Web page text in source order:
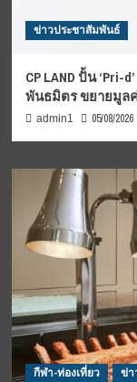
ข่าวประชาสัมพันธ์
CP LAND ปั้น ‘Pri-
พันธมิตร ขยายมูล
admin1 05/08/2026
กีฬา-ท่องเที่ยว ข่า